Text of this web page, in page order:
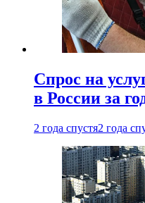
Спрос на
в России за
2 года спустя2 года